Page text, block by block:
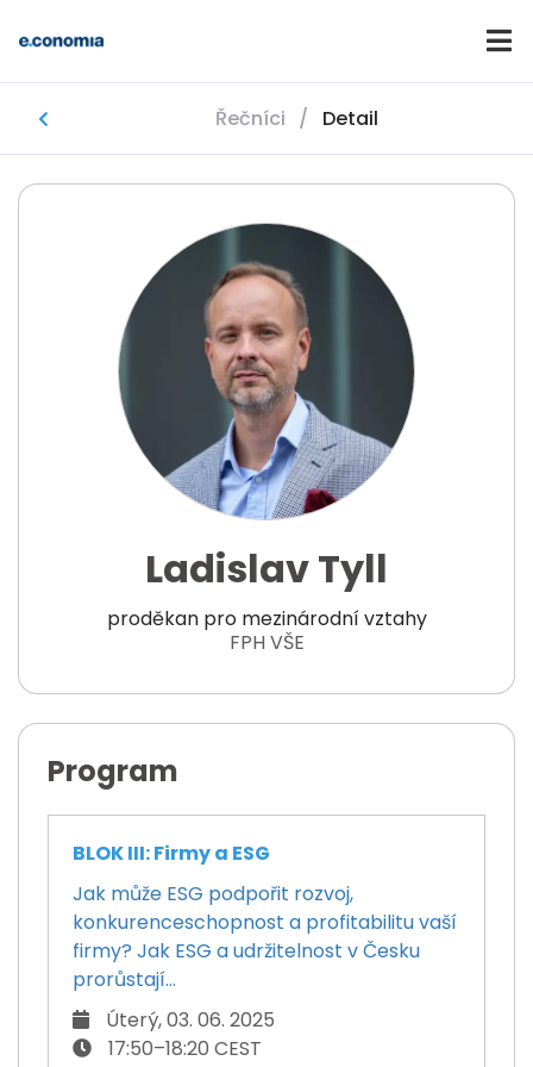
Řečníci / Detail
Ladislav Tyll
proděkan pro mezinárodní vztahy
FPH VŠE
Program
BLOK III: Firmy a ESG
Jak může ESG podpořit rozvoj,
konkurenceschopnost a profitabilitu vaší
firmy? Jak ESG a udržitelnost v Česku
prorůstají...
Úterý, 03. 06. 2025
17:50–18:20 CEST